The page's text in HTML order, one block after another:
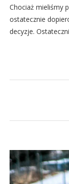
Chociaż mieliśmy
ostatecznie
decyzje.